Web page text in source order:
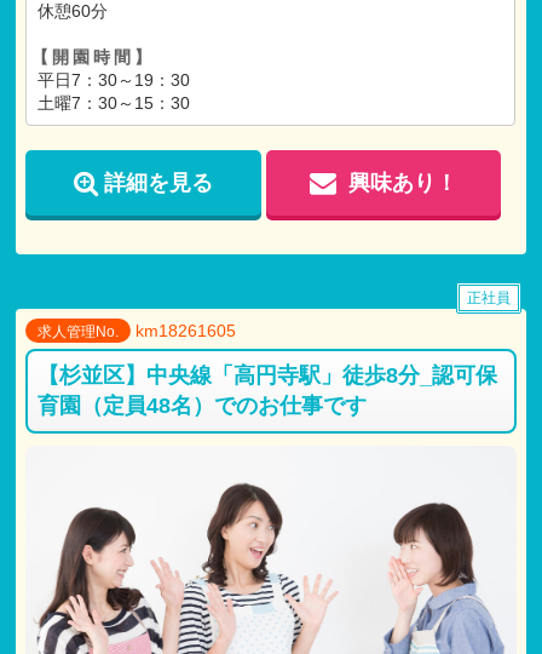
休憩60分
【開園時間】
平日7：30～19：30
土曜7：30～15：30
詳細を見る 興味あり！
求人管理No. km18261605
【杉並区】中央線「高円寺駅」徒歩8分_認可保
育園（定員48名）でのお仕事です
正社員